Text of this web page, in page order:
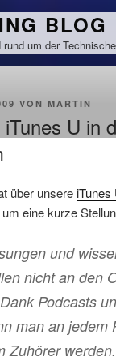
BLOG
rund um der
VON MARTIN
U in
über unsereiTunes
eine kurze
und
nicht an den
Podcasts
man an jedem
Zuhörer werden.